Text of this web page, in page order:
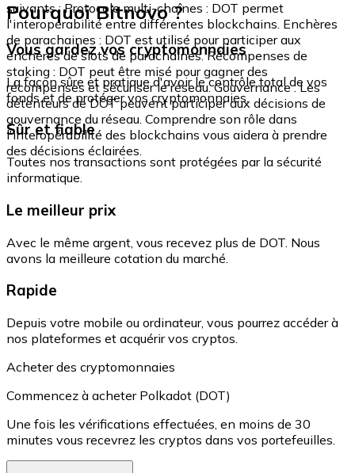
suivants : Protocole multi-chaînes : DOT permet
l'interopérabilité entre différentes blockchains. Enchères
de parachaines : DOT est utilisé pour participer aux
enchères de slots de parachaines. Récompenses de
staking : DOT peut être misé pour gagner des
récompenses et sécuriser le réseau. Gouvernance : Les
détenteurs de DOT peuvent participer aux décisions de
gouvernance du réseau. Comprendre son rôle dans
l'interopérabilité des blockchains vous aidera à prendre
des décisions éclairées.
Pourquoi Bitnovo ?
Vous gardez vos cryptomonnaies
La façon sûre et pratique d'avoir le contrôle total de vos
fonds et de protéger vos cryptomonnaies.
Sûr et fiable
Toutes nos transactions sont protégées par la sécurité
informatique.
Le meilleur prix
Avec le même argent, vous recevez plus de DOT. Nous
avons la meilleure cotation du marché.
Rapide
Depuis votre mobile ou ordinateur, vous pourrez accéder à
nos plateformes et acquérir vos cryptos.
Acheter des cryptomonnaies
Commencez à acheter Polkadot (DOT)
Une fois les vérifications effectuées, en moins de 30
minutes vous recevrez les cryptos dans vos portefeuilles.